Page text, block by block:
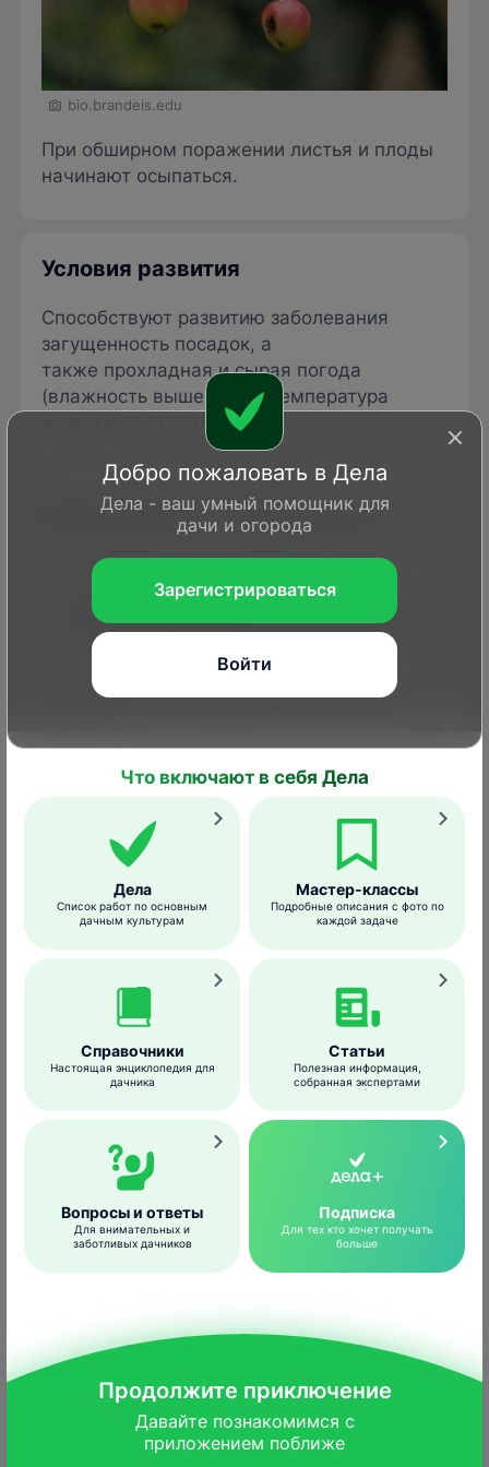
bio.brandeis.edu
При обширном поражении листья и плоды
начинают осыпаться.
Условия развития
Способствуют развитию заболевания
загущенность посадок, а
также прохладная и сырая погода
(влажность выше 70% и температура
Меры борьбы и профилактики
Для профилактики появления
заболевания проводите опрыскивание 1%-
бордоской жидкостью
, первый раз в
фазе зеленого конуса, а второй – через 20
дней после цветения. Третье
опрыскивание проводите после сбора
Для лечения используйте препарат
инструкции.
Профилактика
недопущение загущенности посадок,
своевременная санитарная обрезка,
уничтожение растительных остатков,
осеннее и весеннее перекапывание почвы.
Средства борьбы
Скор, КЭ – системный фунгицид для
защиты плодовых культур от комплекса
болезней с длительным
профилактическим и выраженным
лечебным действием.
пластиковые флаконы 100 мл, 1 л.
Преимущества препарата
Для томата:
Добро пожаловать в Дела
Дела - ваш умный помощник для
дачи и огорода
Зарегистрироваться
Войти
Что включают в себя Дела
Дела
Список работ по основным
дачным культурам
Мастер-классы
Подробные описания с фото по
каждой задаче
Справочники
Настоящая энциклопедия для
дачника
Статьи
Полезная информация,
собранная экспертами
Вопросы и ответы
Для внимательных и
заботливых дачников
Подписка
Для тех кто хочет получать
больше
Продолжите приключение
Давайте познакомимся с
приложением поближе